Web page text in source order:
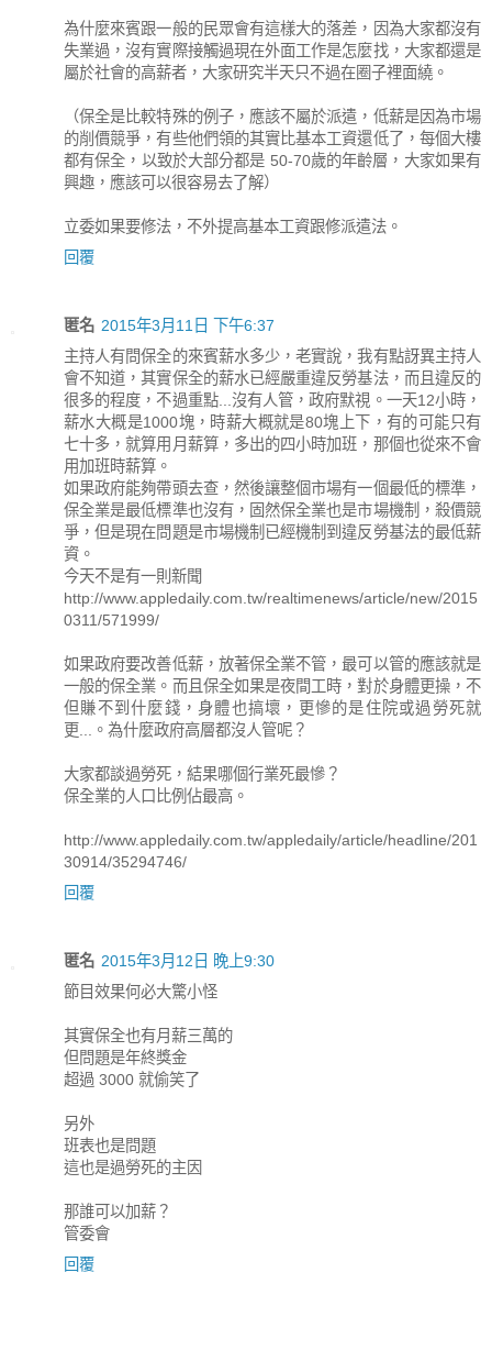
為什麼來賓跟一般的民眾會有這樣大的落差，因為大家都沒有
失業過，沒有實際接觸過現在外面工作是怎麼找，大家都還是
屬於社會的高薪者，大家研究半天只不過在圈子裡面繞。
（保全是比較特殊的例子，應該不屬於派遣，低薪是因為市場
的削價競爭，有些他們領的其實比基本工資還低了，每個大樓
都有保全，以致於大部分都是 50-70歲的年齡層，大家如果有
興趣，應該可以很容易去了解）
立委如果要修法，不外提高基本工資跟修派遣法。
回覆
匿名 2015年3月11日 下午6:37
主持人有問保全的來賓薪水多少，老實說，我有點訝異主持人
會不知道，其實保全的薪水已經嚴重違反勞基法，而且違反的
很多的程度，不過重點...沒有人管，政府默視。一天12小時，
薪水大概是1000塊，時薪大概就是80塊上下，有的可能只有
七十多，就算用月薪算，多出的四小時加班，那個也從來不會
用加班時薪算。
如果政府能夠帶頭去查，然後讓整個市場有一個最低的標準，
保全業是最低標準也沒有，固然保全業也是市場機制，殺價競
爭，但是現在問題是市場機制已經機制到違反勞基法的最低薪
資。
今天不是有一則新聞
http://www.appledaily.com.tw/realtimenews/article/new/2015
0311/571999/
如果政府要改善低薪，放著保全業不管，最可以管的應該就是
一般的保全業。而且保全如果是夜間工時，對於身體更操，不
但賺不到什麼錢，身體也搞壞，更慘的是住院或過勞死就
更...。為什麼政府高層都沒人管呢？
大家都談過勞死，結果哪個行業死最慘？
保全業的人口比例佔最高。
http://www.appledaily.com.tw/appledaily/article/headline/201
30914/35294746/
回覆
匿名 2015年3月12日 晚上9:30
節目效果何必大驚小怪
其實保全也有月薪三萬的
但問題是年終獎金
超過 3000 就偷笑了
另外
班表也是問題
這也是過勞死的主因
那誰可以加薪？
管委會
回覆